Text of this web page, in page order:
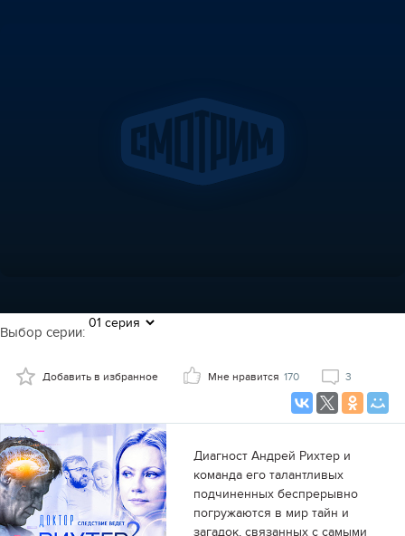
Выбор серии:
Добавить в избранное Мне нравится 170 3
Диагност Андрей Рихтер и
команда его талантливых
подчиненных беспрерывно
погружаются в мир тайн и
загадок, связанных с самыми